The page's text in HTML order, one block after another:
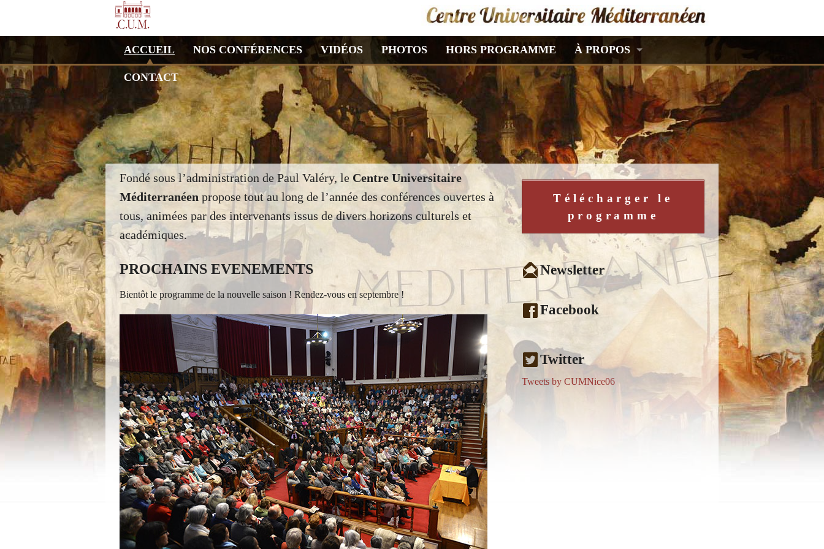
ACCUEIL NOS CONFÉRENCES VIDÉOS PHOTOS HORS PROGRAMME À PROPOS
CONTACT
Fondé sous l’administration de Paul Valéry, le Centre Universitaire
Méditerranéen propose tout au long de l’année des conférences ouvertes à
tous, animées par des intervenants issus de divers horizons culturels et
académiques.
PROCHAINS EVENEMENTS
Bientôt le programme de la nouvelle saison ! Rendez-vous en septembre !
Télécharger le
programme
Newsletter
Facebook
Twitter
Tweets by CUMNice06